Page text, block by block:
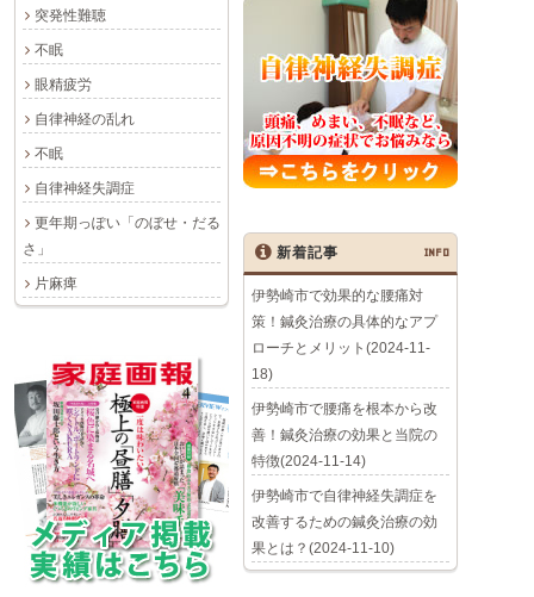
突発性難聴
不眠
眼精疲労
自律神経の乱れ
不眠
自律神経失調症
更年期っぽい「のぼせ・だる
さ」
片麻痺
新着記事 INFO
伊勢崎市で効果的な腰痛対
策！鍼灸治療の具体的なアプ
ローチとメリット(2024-11-
18)
伊勢崎市で腰痛を根本から改
善！鍼灸治療の効果と当院の
特徴(2024-11-14)
伊勢崎市で自律神経失調症を
改善するための鍼灸治療の効
果とは？(2024-11-10)